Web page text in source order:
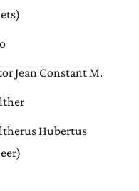
Jean Constant M.
Hubertus